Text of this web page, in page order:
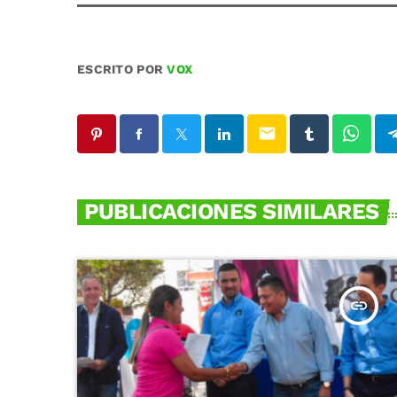
ESCRITO PORVOX
email
PUBLICACIONES SIMILARES
insert_link